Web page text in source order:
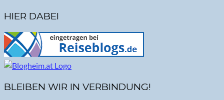
HIER DABEI
BLEIBEN WIR IN VERBINDUNG!